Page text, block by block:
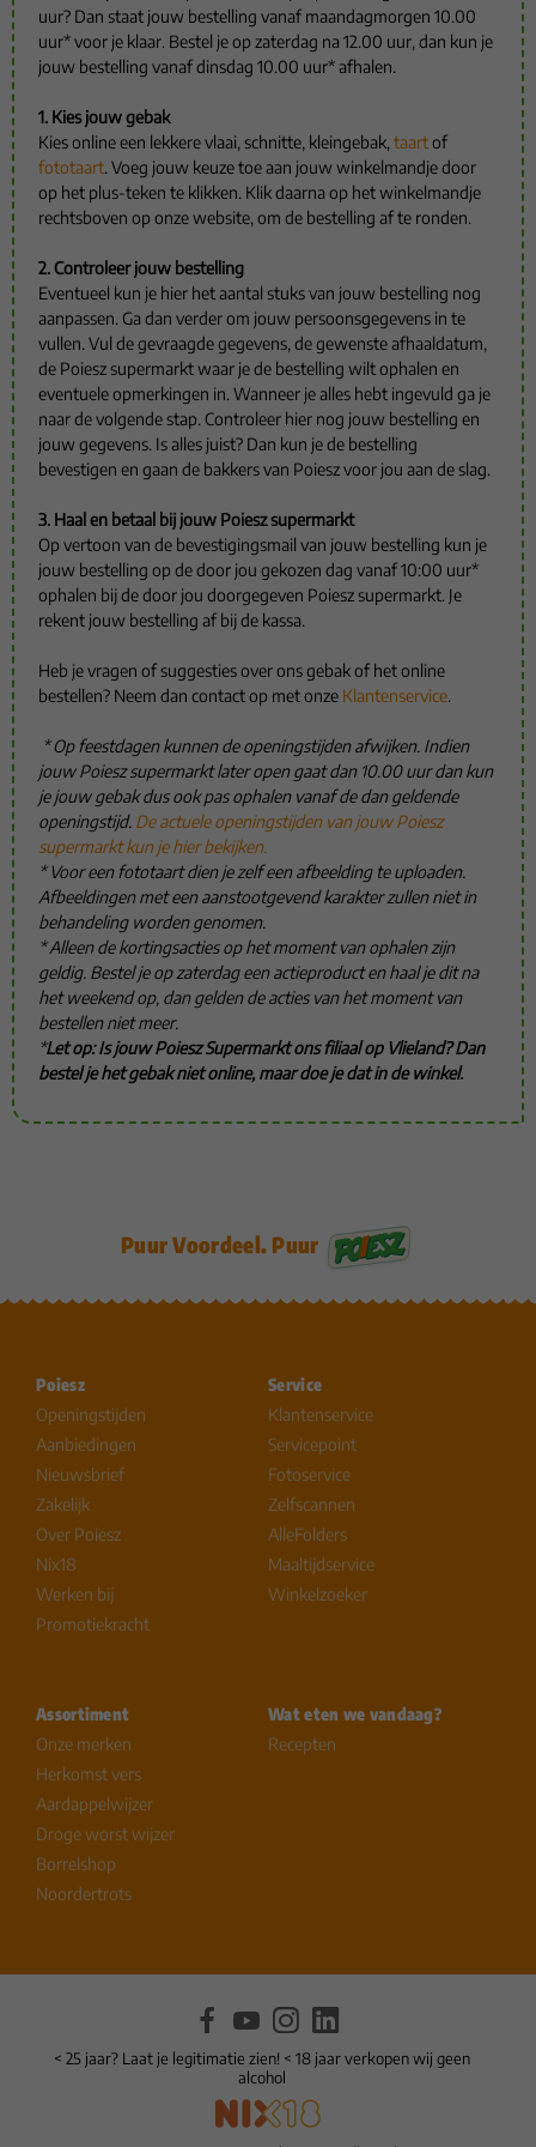
uur? Dan staat jouw bestelling vanaf maandagmorgen 10.00
uur* voor je klaar. Bestel je op zaterdag na 12.00 uur, dan kun je
jouw bestelling vanaf dinsdag 10.00 uur* afhalen.
1. Kies jouw gebak
Kies online een lekkere vlaai, schnitte, kleingebak, taartof
fototaart. Voeg jouw keuze toe aan jouw winkelmandje door
op het plus-teken te klikken. Klik daarna op het winkelmandje
rechtsboven op onze website, om de bestelling af te ronden.
2. Controleer jouw bestelling
Eventueel kun je hier het aantal stuks van jouw bestelling nog
aanpassen. Ga dan verder om jouw persoonsgegevens in te
vullen. Vul de gevraagde gegevens, de gewenste afhaaldatum,
de Poiesz supermarkt waar je de bestelling wilt ophalen en
eventuele opmerkingen in. Wanneer je alles hebt ingevuld ga je
naar de volgende stap. Controleer hier nog jouw bestelling en
jouw gegevens. Is alles juist? Dan kun je de bestelling
bevestigen en gaan de bakkers van Poiesz voor jou aan de slag.
3. Haal en betaal bij jouw Poiesz supermarkt
Op vertoon van de bevestigingsmail van jouw bestelling kun je
jouw bestelling op de door jou gekozen dag vanaf 10:00 uur*
ophalen bij de door jou doorgegeven Poiesz supermarkt. Je
rekent jouw bestelling af bij de kassa.
Heb je vragen of suggesties over ons gebak of het online
bestellen? Neem dan contact op met onze Klantenservice.
* Op feestdagen kunnen de openingstijden afwijken. Indien
jouw Poiesz supermarkt later open gaat dan 10.00 uur dan kun
je jouw gebak dus ook pas ophalen vanaf de dan geldende
openingstijd. De actuele openingstijden van jouw Poiesz
supermarkt kun je hier bekijken.
* Voor een fototaart dien je zelf een afbeelding te uploaden.
Afbeeldingen met een aanstootgevend karakter zullen niet in
behandeling worden genomen.
* Alleen de kortingsacties op het moment van ophalen zijn
geldig. Bestel je op zaterdag een actieproduct en haal je dit na
het weekend op, dan gelden de acties van het moment van
bestellen niet meer.
*Let op: Is jouw Poiesz Supermarkt ons filiaal op Vlieland? Dan
bestel je het gebak niet online, maar doe je dat in de winkel.
Puur Voordeel. Puur
Poiesz
Openingstijden
Aanbiedingen
Nieuwsbrief
Zakelijk
Over Poiesz
Nix18
Werken bij
Promotiekracht
Service
Klantenservice
Servicepoint
Fotoservice
Zelfscannen
AlleFolders
Maaltijdservice
Winkelzoeker
Assortiment
Onze merken
Herkomst vers
Aardappelwijzer
Droge worst wijzer
Borrelshop
Noordertrots
Wat eten we vandaag?
Recepten
< 25 jaar? Laat je legitimatie zien! < 18 jaar verkopen wij geen
alcohol